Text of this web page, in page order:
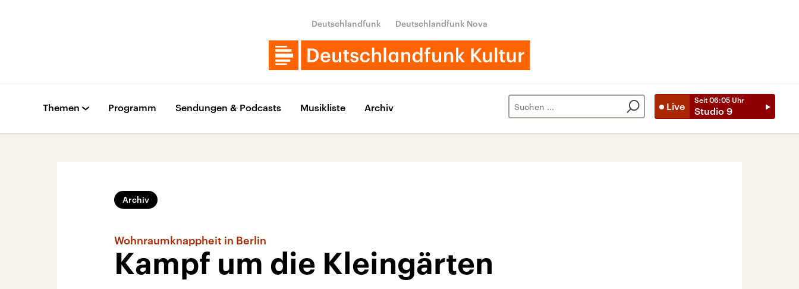
Deutschlandfunk Deutschlandfunk Nova
Live
Seit 06:05 Uhr
Studio 9
Themen Programm Sendungen & Podcasts Musikliste Archiv
Archiv
Wohnraumknappheit in Berlin
Kampf um die Kleingärten